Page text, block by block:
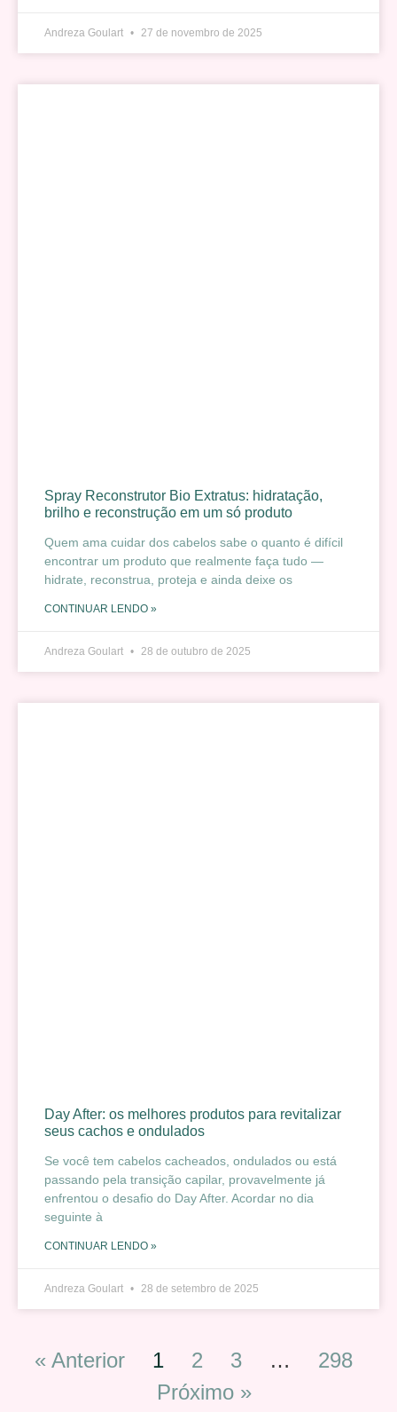
Andreza Goulart 27 de novembro de 2025
Spray Reconstrutor Bio Extratus: hidratação,
brilho e reconstrução em um só produto
Quem ama cuidar dos cabelos sabe o quanto é difícil
encontrar um produto que realmente faça tudo —
hidrate, reconstrua, proteja e ainda deixe os
CONTINUAR LENDO »
Andreza Goulart 28 de outubro de 2025
Day After: os melhores produtos para revitalizar
seus cachos e ondulados
Se você tem cabelos cacheados, ondulados ou está
passando pela transição capilar, provavelmente já
enfrentou o desafio do Day After. Acordar no dia
seguinte à
CONTINUAR LENDO »
Andreza Goulart 28 de setembro de 2025
« Anterior 1 2 3 …
298
Próximo »